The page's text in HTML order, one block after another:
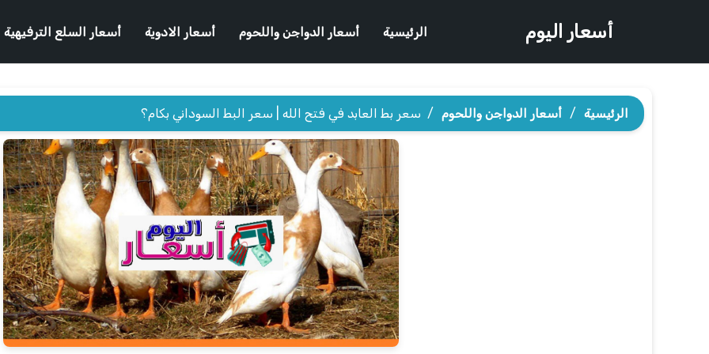
أسعار اليوم الرئيسية أسعار الدواجن واللحوم أسعار الادوية أسعار السلع الترفيهية
الرئيسية / أسعار الدواجن واللحوم / سعر بط العابد في فتح الله | سعر البط السوداني بكام؟